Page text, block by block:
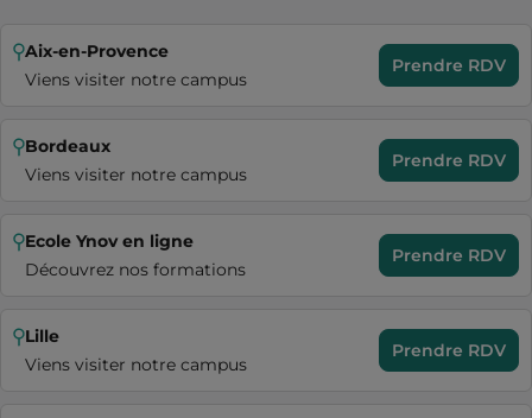
Aix-en-Provence
Viens visiter notre campus
Prendre RDV
Bordeaux
Viens visiter notre campus
Prendre RDV
Ecole Ynov en ligne
Découvrez nos formations
Prendre RDV
Lille
Viens visiter notre campus
Prendre RDV